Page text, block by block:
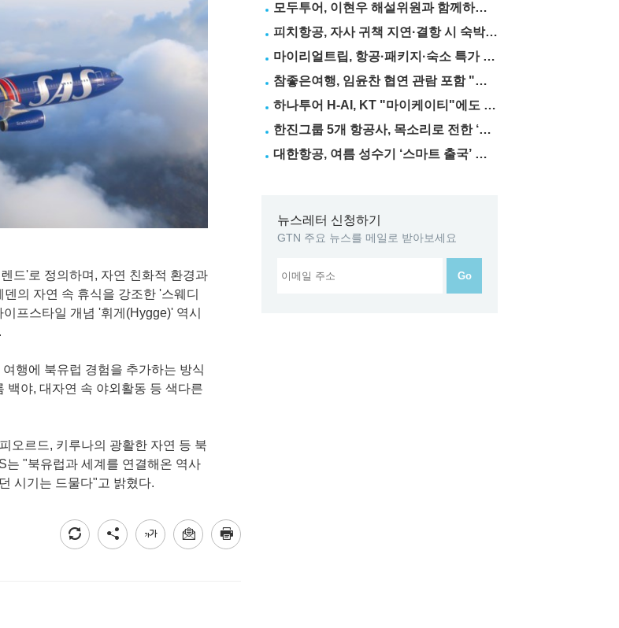
드'로 정의하며, 자연 친화적 환경과
의 자연 속 휴식을 강조한 '스웨디
프스타일 개념 '휘게(Hygge)' 역시
행에 북유럽 경험을 추가하는 방식
백야, 대자연 속 야외활동 등 색다른
오르드, 키루나의 광활한 자연 등 북
는 "북유럽과 세계를 연결해온 역사
시기는 드물다"고 밝혔다.
모두투어, 이현우 해설위원과 함께하는 "MLB 직관 컨셉투어" 출시
피치항공, 자사 귀책 지연·결항 시 숙박·교통비 보상제 도입
마이리얼트립, 항공·패키지·숙소 특가 릴레이
참좋은여행, 임윤찬 협연 관람 포함 "미동부·캐나다" 패키지 출시
하나투어 H-AI, KT "마이케이티"에도 탑재
한진그룹 5개 항공사, 목소리로 전한 ‘재능기부’
대한항공, 여름 성수기 ‘스마트 출국’ 꿀팁 3가지 공개
뉴스레터 신청하기
GTN 주요 뉴스를 메일로 받아보세요
Go